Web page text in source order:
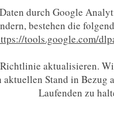
durch Google
bestehen die
tools.google.com/
aktualisieren.
Stand in Bezug
Laufenden zu